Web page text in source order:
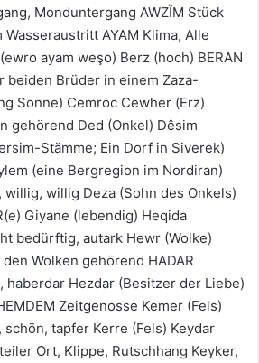
Monduntergang AWZÎM Stück
AYAM Klima, Alle
ayam weşo) Berz (hoch) BERAN
beiden Brüder in einem Zaza-
Sonne) Cemroc Cewher (Erz)
gehörend Ded (Onkel) Dêsim
Stämme; Ein Dorf in Siverek)
(eine Bergregion im Nordiran)
willig, willig Deza (Sohn des Onkels)
Giyane (lebendig) Heqida
bedürftig, autark Hewr (Wolke)
Wolken gehörend HADAR
haberdar Hezdar (Besitzer der Liebe)
Zeitgenosse Kemer (Fels)
schön, tapfer Kerre (Fels) Keydar
Ort, Klippe, Rutschhang Keyker,